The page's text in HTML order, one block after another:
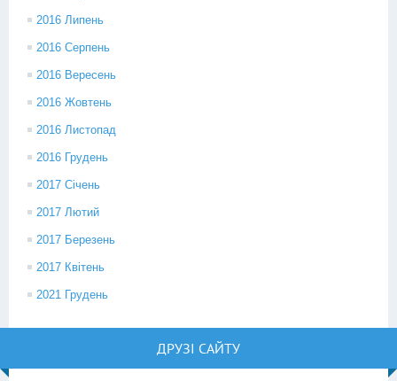
2016 Липень
2016 Серпень
2016 Вересень
2016 Жовтень
2016 Листопад
2016 Грудень
2017 Січень
2017 Лютий
2017 Березень
2017 Квітень
2021 Грудень
ДРУЗІ САЙТУ